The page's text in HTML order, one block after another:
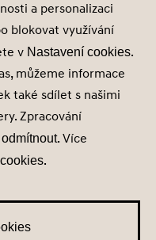
IČ 28683544
údajů
a personalizaci
blokovat využívání
v Nastavení cookies.
můžeme informace
také sdílet s našimi
Zpracování
odmítnout. Více
.